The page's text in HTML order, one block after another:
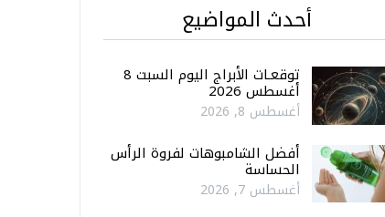
أحدث المواضيع
توقعـات الأبراج اليوم السبت 8
أغسطس 2026
أغسطس 8, 2026
أفضل الشامبوهات لفروة الرأس
الحساسة
أغسطس 7, 2026